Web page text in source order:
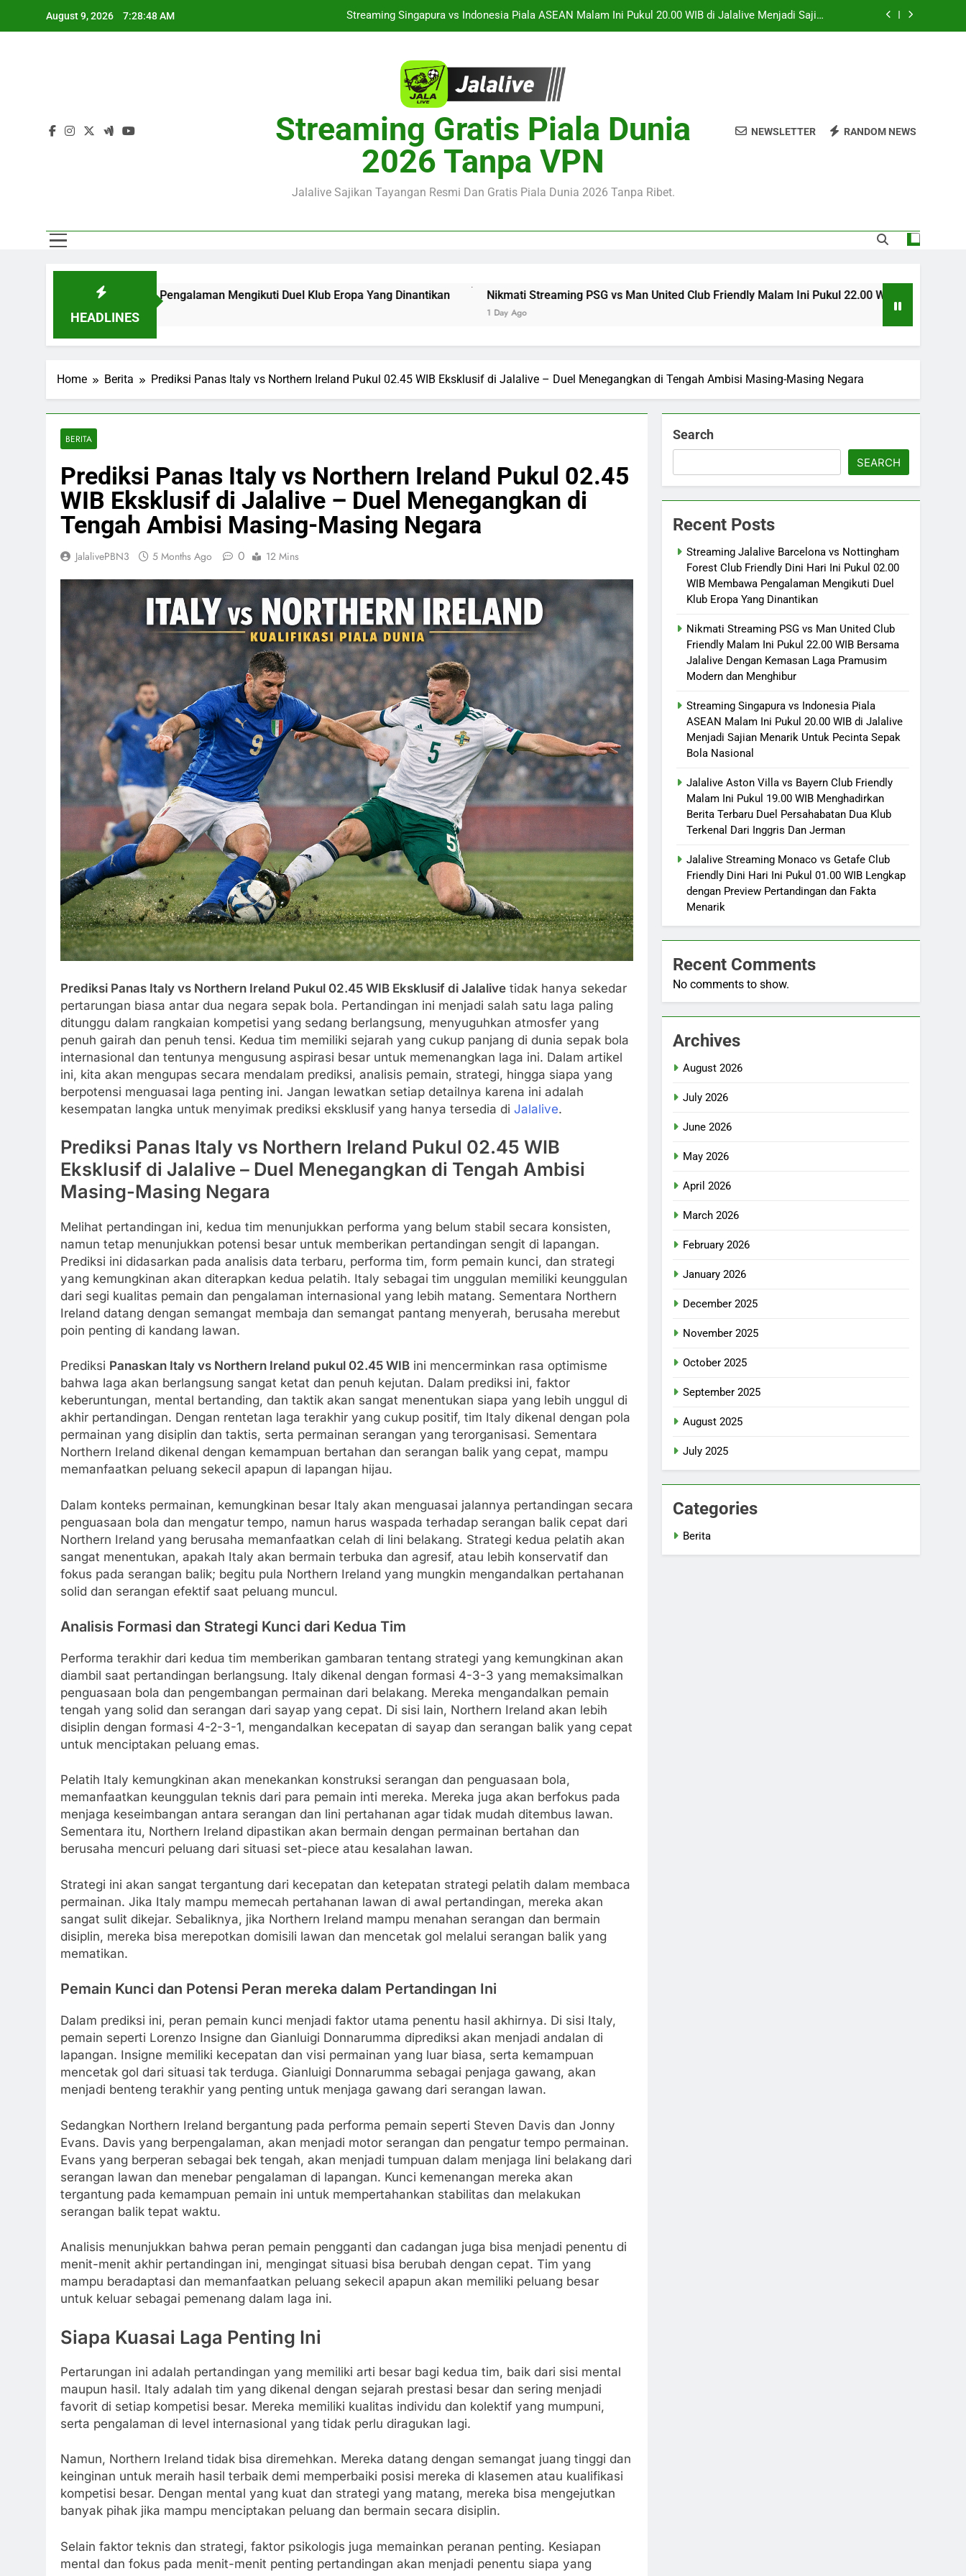
August 9, 2026 7:28:49 AM
Streaming Singapura vs Indonesia Piala ASEAN Malam Ini Pukul 20.00 WIB di Jalalive Menjadi Sajian
Streaming Jalalive Barcelona vs Nottingham Forest Club Friendly Dini Hari Ini Pukul 02.00 WIB Membawa
Pengalaman Mengikuti Duel Klub Eropa Yang Dinantikan
Nikmati Streaming PSG vs Man United Club Friendly Malam Ini Pukul 22.00 WIB Bersama Jalalive Dengan
Kemasan Laga Pramusim Modern dan Menghibur
Streaming Singapura vs Indonesia Piala ASEAN Malam Ini Pukul 20.00 WIB di Jalalive Menjadi Sajian
Jalalive Aston Villa vs Bayern Club Friendly Malam Ini Pukul 19.00 WIB Menghadirkan Berita Terbaru Duel
Persahabatan Dua Klub Terkenal Dari Inggris Dan Jerman
Streaming Gratis Piala Dunia
2026 Tanpa VPN
Jalalive Sajikan Tayangan Resmi Dan Gratis Piala Dunia 2026 Tanpa Ribet.
NEWSLETTER RANDOM NEWS
HEADLINES
Pengalaman Mengikuti Duel Klub Eropa Yang Dinantikan Nikmati Streaming PSG vs Man United Club Friendly Malam Ini Pukul 22.00 WIB Bersama Jalalive Dengan
Home Berita Prediksi Panas Italy vs Northern Ireland Pukul 02.45 WIB Eksklusif di Jalalive – Duel Menegangkan di Tengah Ambisi Masing-Masing Negara
BERITA
Prediksi Panas Italy vs Northern Ireland Pukul 02.45
WIB Eksklusif di Jalalive – Duel Menegangkan di
Tengah Ambisi Masing-Masing Negara
JalalivePBN3 5 Months Ago 0 12 Mins
Prediksi Panas Italy vs Northern Ireland Pukul 02.45 WIB Eksklusif di Jalalive tidak hanya sekedar
pertarungan biasa antar dua negara sepak bola. Pertandingan ini menjadi salah satu laga paling
ditunggu dalam rangkaian kompetisi yang sedang berlangsung, menyuguhkan atmosfer yang
penuh gairah dan penuh tensi. Kedua tim memiliki sejarah yang cukup panjang di dunia sepak bola
internasional dan tentunya mengusung aspirasi besar untuk memenangkan laga ini. Dalam artikel
ini, kita akan mengupas secara mendalam prediksi, analisis pemain, strategi, hingga siapa yang
berpotensi menguasai laga penting ini. Jangan lewatkan setiap detailnya karena ini adalah
kesempatan langka untuk menyimak prediksi eksklusif yang hanya tersedia di Jalalive.
Prediksi Panas Italy vs Northern Ireland Pukul 02.45 WIB
Eksklusif di Jalalive – Duel Menegangkan di Tengah Ambisi
Masing-Masing Negara
Melihat pertandingan ini, kedua tim menunjukkan performa yang belum stabil secara konsisten,
namun tetap menunjukkan potensi besar untuk memberikan pertandingan sengit di lapangan.
Prediksi ini didasarkan pada analisis data terbaru, performa tim, form pemain kunci, dan strategi
yang kemungkinan akan diterapkan kedua pelatih. Italy sebagai tim unggulan memiliki keunggulan
dari segi kualitas pemain dan pengalaman internasional yang lebih matang. Sementara Northern
Ireland datang dengan semangat membaja dan semangat pantang menyerah, berusaha merebut
poin penting di kandang lawan.
Prediksi Panaskan Italy vs Northern Ireland pukul 02.45 WIB ini mencerminkan rasa optimisme
bahwa laga akan berlangsung sangat ketat dan penuh kejutan. Dalam prediksi ini, faktor
keberuntungan, mental bertanding, dan taktik akan sangat menentukan siapa yang lebih unggul di
akhir pertandingan. Dengan rentetan laga terakhir yang cukup positif, tim Italy dikenal dengan pola
permainan yang disiplin dan taktis, serta permainan serangan yang terorganisasi. Sementara
Northern Ireland dikenal dengan kemampuan bertahan dan serangan balik yang cepat, mampu
memanfaatkan peluang sekecil apapun di lapangan hijau.
Dalam konteks permainan, kemungkinan besar Italy akan menguasai jalannya pertandingan secara
penguasaan bola dan mengatur tempo, namun harus waspada terhadap serangan balik cepat dari
Northern Ireland yang berusaha memanfaatkan celah di lini belakang. Strategi kedua pelatih akan
sangat menentukan, apakah Italy akan bermain terbuka dan agresif, atau lebih konservatif dan
fokus pada serangan balik; begitu pula Northern Ireland yang mungkin mengandalkan pertahanan
solid dan serangan efektif saat peluang muncul.
Analisis Formasi dan Strategi Kunci dari Kedua Tim
Performa terakhir dari kedua tim memberikan gambaran tentang strategi yang kemungkinan akan
diambil saat pertandingan berlangsung. Italy dikenal dengan formasi 4-3-3 yang memaksimalkan
penguasaan bola dan pengembangan permainan dari belakang. Mereka mengandalkan pemain
tengah yang solid dan serangan dari sayap yang cepat. Di sisi lain, Northern Ireland akan lebih
disiplin dengan formasi 4-2-3-1, mengandalkan kecepatan di sayap dan serangan balik yang cepat
untuk menciptakan peluang emas.
Pelatih Italy kemungkinan akan menekankan konstruksi serangan dan penguasaan bola,
memanfaatkan keunggulan teknis dari para pemain inti mereka. Mereka juga akan berfokus pada
menjaga keseimbangan antara serangan dan lini pertahanan agar tidak mudah ditembus lawan.
Sementara itu, Northern Ireland dipastikan akan bermain dengan permainan bertahan dan
berusaha mencuri peluang dari situasi set-piece atau kesalahan lawan.
Strategi ini akan sangat tergantung dari kecepatan dan ketepatan strategi pelatih dalam membaca
permainan. Jika Italy mampu memecah pertahanan lawan di awal pertandingan, mereka akan
sangat sulit dikejar. Sebaliknya, jika Northern Ireland mampu menahan serangan dan bermain
disiplin, mereka bisa merepotkan domisili lawan dan mencetak gol melalui serangan balik yang
mematikan.
Pemain Kunci dan Potensi Peran mereka dalam Pertandingan Ini
Dalam prediksi ini, peran pemain kunci menjadi faktor utama penentu hasil akhirnya. Di sisi Italy,
pemain seperti Lorenzo Insigne dan Gianluigi Donnarumma diprediksi akan menjadi andalan di
lapangan. Insigne memiliki kecepatan dan visi permainan yang luar biasa, serta kemampuan
mencetak gol dari situasi tak terduga. Gianluigi Donnarumma sebagai penjaga gawang, akan
menjadi benteng terakhir yang penting untuk menjaga gawang dari serangan lawan.
Sedangkan Northern Ireland bergantung pada performa pemain seperti Steven Davis dan Jonny
Evans. Davis yang berpengalaman, akan menjadi motor serangan dan pengatur tempo permainan.
Evans yang berperan sebagai bek tengah, akan menjadi tumpuan dalam menjaga lini belakang dari
serangan lawan dan menebar pengalaman di lapangan. Kunci kemenangan mereka akan
tergantung pada kemampuan pemain ini untuk mempertahankan stabilitas dan melakukan
serangan balik tepat waktu.
Analisis menunjukkan bahwa peran pemain pengganti dan cadangan juga bisa menjadi penentu di
menit-menit akhir pertandingan ini, mengingat situasi bisa berubah dengan cepat. Tim yang
mampu beradaptasi dan memanfaatkan peluang sekecil apapun akan memiliki peluang besar
untuk keluar sebagai pemenang dalam laga ini.
Siapa Kuasai Laga Penting Ini
Pertarungan ini adalah pertandingan yang memiliki arti besar bagi kedua tim, baik dari sisi mental
maupun hasil. Italy adalah tim yang dikenal dengan sejarah prestasi besar dan sering menjadi
favorit di setiap kompetisi besar. Mereka memiliki kualitas individu dan kolektif yang mumpuni,
serta pengalaman di level internasional yang tidak perlu diragukan lagi.
Namun, Northern Ireland tidak bisa diremehkan. Mereka datang dengan semangat juang tinggi dan
keinginan untuk meraih hasil terbaik demi memperbaiki posisi mereka di klasemen atau kualifikasi
kompetisi besar. Dengan mental yang kuat dan strategi yang matang, mereka bisa mengejutkan
banyak pihak jika mampu menciptakan peluang dan bermain secara disiplin.
Selain faktor teknis dan strategi, faktor psikologis juga memainkan peranan penting. Kesiapan
mental dan fokus pada menit-menit penting pertandingan akan menjadi penentu siapa yang
Search
SEARCH
Recent Posts
Streaming Jalalive Barcelona vs Nottingham
Forest Club Friendly Dini Hari Ini Pukul 02.00
WIB Membawa Pengalaman Mengikuti Duel
Klub Eropa Yang Dinantikan
Nikmati Streaming PSG vs Man United Club
Friendly Malam Ini Pukul 22.00 WIB Bersama
Jalalive Dengan Kemasan Laga Pramusim
Modern dan Menghibur
Streaming Singapura vs Indonesia Piala
ASEAN Malam Ini Pukul 20.00 WIB di Jalalive
Menjadi Sajian Menarik Untuk Pecinta Sepak
Bola Nasional
Jalalive Aston Villa vs Bayern Club Friendly
Malam Ini Pukul 19.00 WIB Menghadirkan
Berita Terbaru Duel Persahabatan Dua Klub
Terkenal Dari Inggris Dan Jerman
Jalalive Streaming Monaco vs Getafe Club
Friendly Dini Hari Ini Pukul 01.00 WIB Lengkap
dengan Preview Pertandingan dan Fakta
Menarik
Recent Comments
No comments to show.
Archives
August 2026
July 2026
June 2026
May 2026
April 2026
March 2026
February 2026
January 2026
December 2025
November 2025
October 2025
September 2025
August 2025
July 2025
Categories
Berita